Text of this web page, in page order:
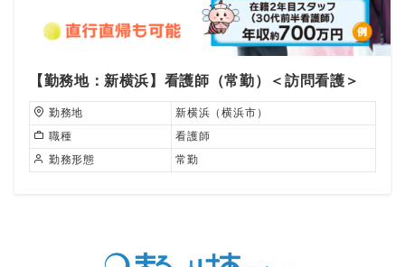
【勤務地：新横浜】看護師（常勤）＜訪問看護＞
勤務地
新横浜（横浜市）
職種
看護師
勤務形態
常勤